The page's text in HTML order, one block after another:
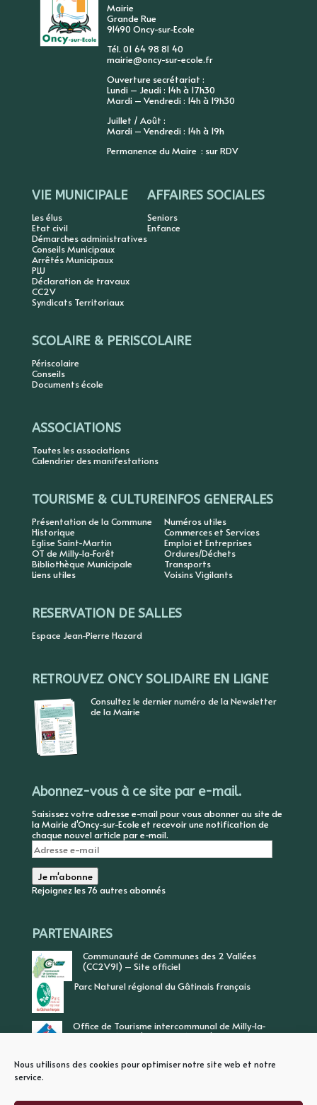
Nous utilisons des cookies pour optimiser notre site web et notre
service.
Mairie
Grande Rue
91490 Oncy-sur-Ecole
Tél. 01 64 98 81 40
mairie@oncy-sur-ecole.fr
Ouverture secrétariat :
Lundi – Jeudi : 14h à 17h30
Mardi – Vendredi : 14h à 19h30
Juillet / Août :
Mardi – Vendredi : 14h à 19h
Permanence du Maire : sur RDV
VIE MUNICIPALE
Les élus
Etat civil
Démarches administratives
Conseils Municipaux
Arrêtés Municipaux
PLU
Déclaration de travaux
CC2V
Syndicats Territoriaux
AFFAIRES SOCIALES
Seniors
Enfance
SCOLAIRE & PERISCOLAIRE
Périscolaire
Conseils
Documents école
ASSOCIATIONS
Toutes les associations
Calendrier des manifestations
TOURISME & CULTURE
Présentation de la Commune
Historique
Eglise Saint-Martin
OT de Milly-la-Forêt
Bibliothèque Municipale
Liens utiles
INFOS GENERALES
Numéros utiles
Commerces et Services
Emploi et Entreprises
Ordures/Déchets
Transports
Voisins Vigilants
RESERVATION DE SALLES
Espace Jean-Pierre Hazard
RETROUVEZ ONCY SOLIDAIRE EN LIGNE
Consultez le dernier numéro de la Newsletter
de la Mairie
Abonnez-vous à ce site par e-mail.
Saisissez votre adresse e-mail pour vous abonner au site de
la Mairie d'Oncy-sur-Ecole et recevoir une notification de
chaque nouvel article par e-mail.
Adresse
e-
mail
Je m'abonne
Rejoignez les 76 autres abonnés
PARTENAIRES
Communauté de Communes des 2 Vallées
(CC2V91) – Site officiel
Parc Naturel régional du Gâtinais français
Office de Tourisme intercommunal de Milly-la-
Forêt, Vallée de l’Ecole, Vallée de l’Essonne